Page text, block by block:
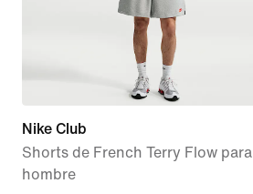
Nike Club
Shorts de French Terry Flow para
hombre